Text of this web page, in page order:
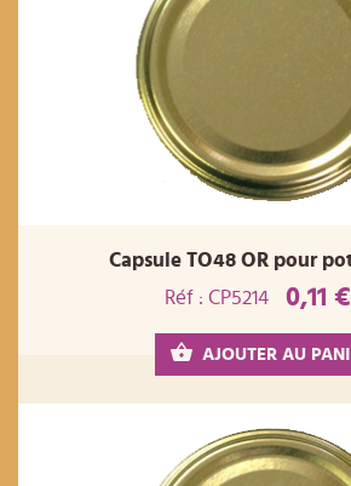
Capsule TO48 OR pour
Réf : CP5214
0,11 €
AJOUTER AU